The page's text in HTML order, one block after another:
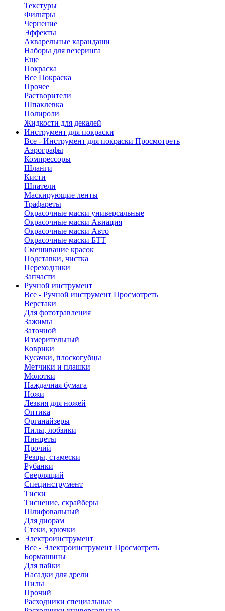
Текстуры
Фильтры
Чернение
Эффекты
Акварельные карандаши
Наборы для везеринга
Еще
Покраска
Все Покраска
Прочее
Растворители
Шпаклевка
Полироли
Жидкости для декалей
Инструмент для покраски
Все - Инструмент для покраски Просмотреть
Аэрографы
Компрессоры
Шланги
Кисти
Шпатели
Маскирующие ленты
Трафареты
Окрасочные маски универсальные
Окрасочные маски Авиация
Окрасочные маски Авто
Окрасочные маски БТТ
Смешивание красок
Подставки, чистка
Переходники
Запчасти
Ручной инструмент
Все - Ручной инструмент Просмотреть
Верстаки
Для фототравления
Зажимы
Заточной
Измерительный
Коврики
Кусачки, плоскогубцы
Метчики и плашки
Молотки
Наждачная бумага
Ножи
Лезвия для ножей
Оптика
Органайзеры
Пилы, лобзики
Пинцеты
Прочий
Резцы, стамески
Рубанки
Сверлящий
Специнструмент
Тиски
Тиснение, скрайберы
Шлифовальный
Для диорам
Стеки, крючки
Электроинструмент
Все - Электроинструмент Просмотреть
Бормашины
Для пайки
Насадки для дрели
Пилы
Прочий
Расходники специальные